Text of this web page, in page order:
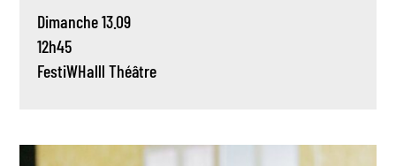
Dimanche 13.09
12h45
FestiWHalll Théâtre